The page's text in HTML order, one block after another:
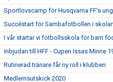
Sportlovscamp för Husqvarna FF’s
Succéstart för Sambafotbollen i skolan
I vår startar vi fotbollsskola för barn
Inbjudan till HFF - Cupen Issas Minne
Rutinerad tränare får ny roll i klubben
Medlemsutskick 2020